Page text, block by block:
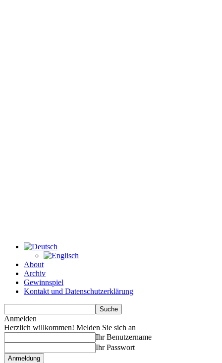
About
Archiv
Gewinnspiel
Kontakt und Datenschutzerklärung
Anmelden
Herzlich willkommen! Melden Sie sich an
Ihr Benutzername
Ihr Passwort